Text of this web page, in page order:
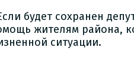
будет сохранен
жителям района,
ситуации.